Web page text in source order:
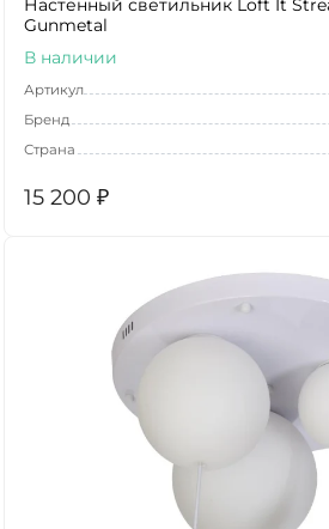
Gunmetal
В наличии
Артикул
Бренд
Страна
15 200 ₽